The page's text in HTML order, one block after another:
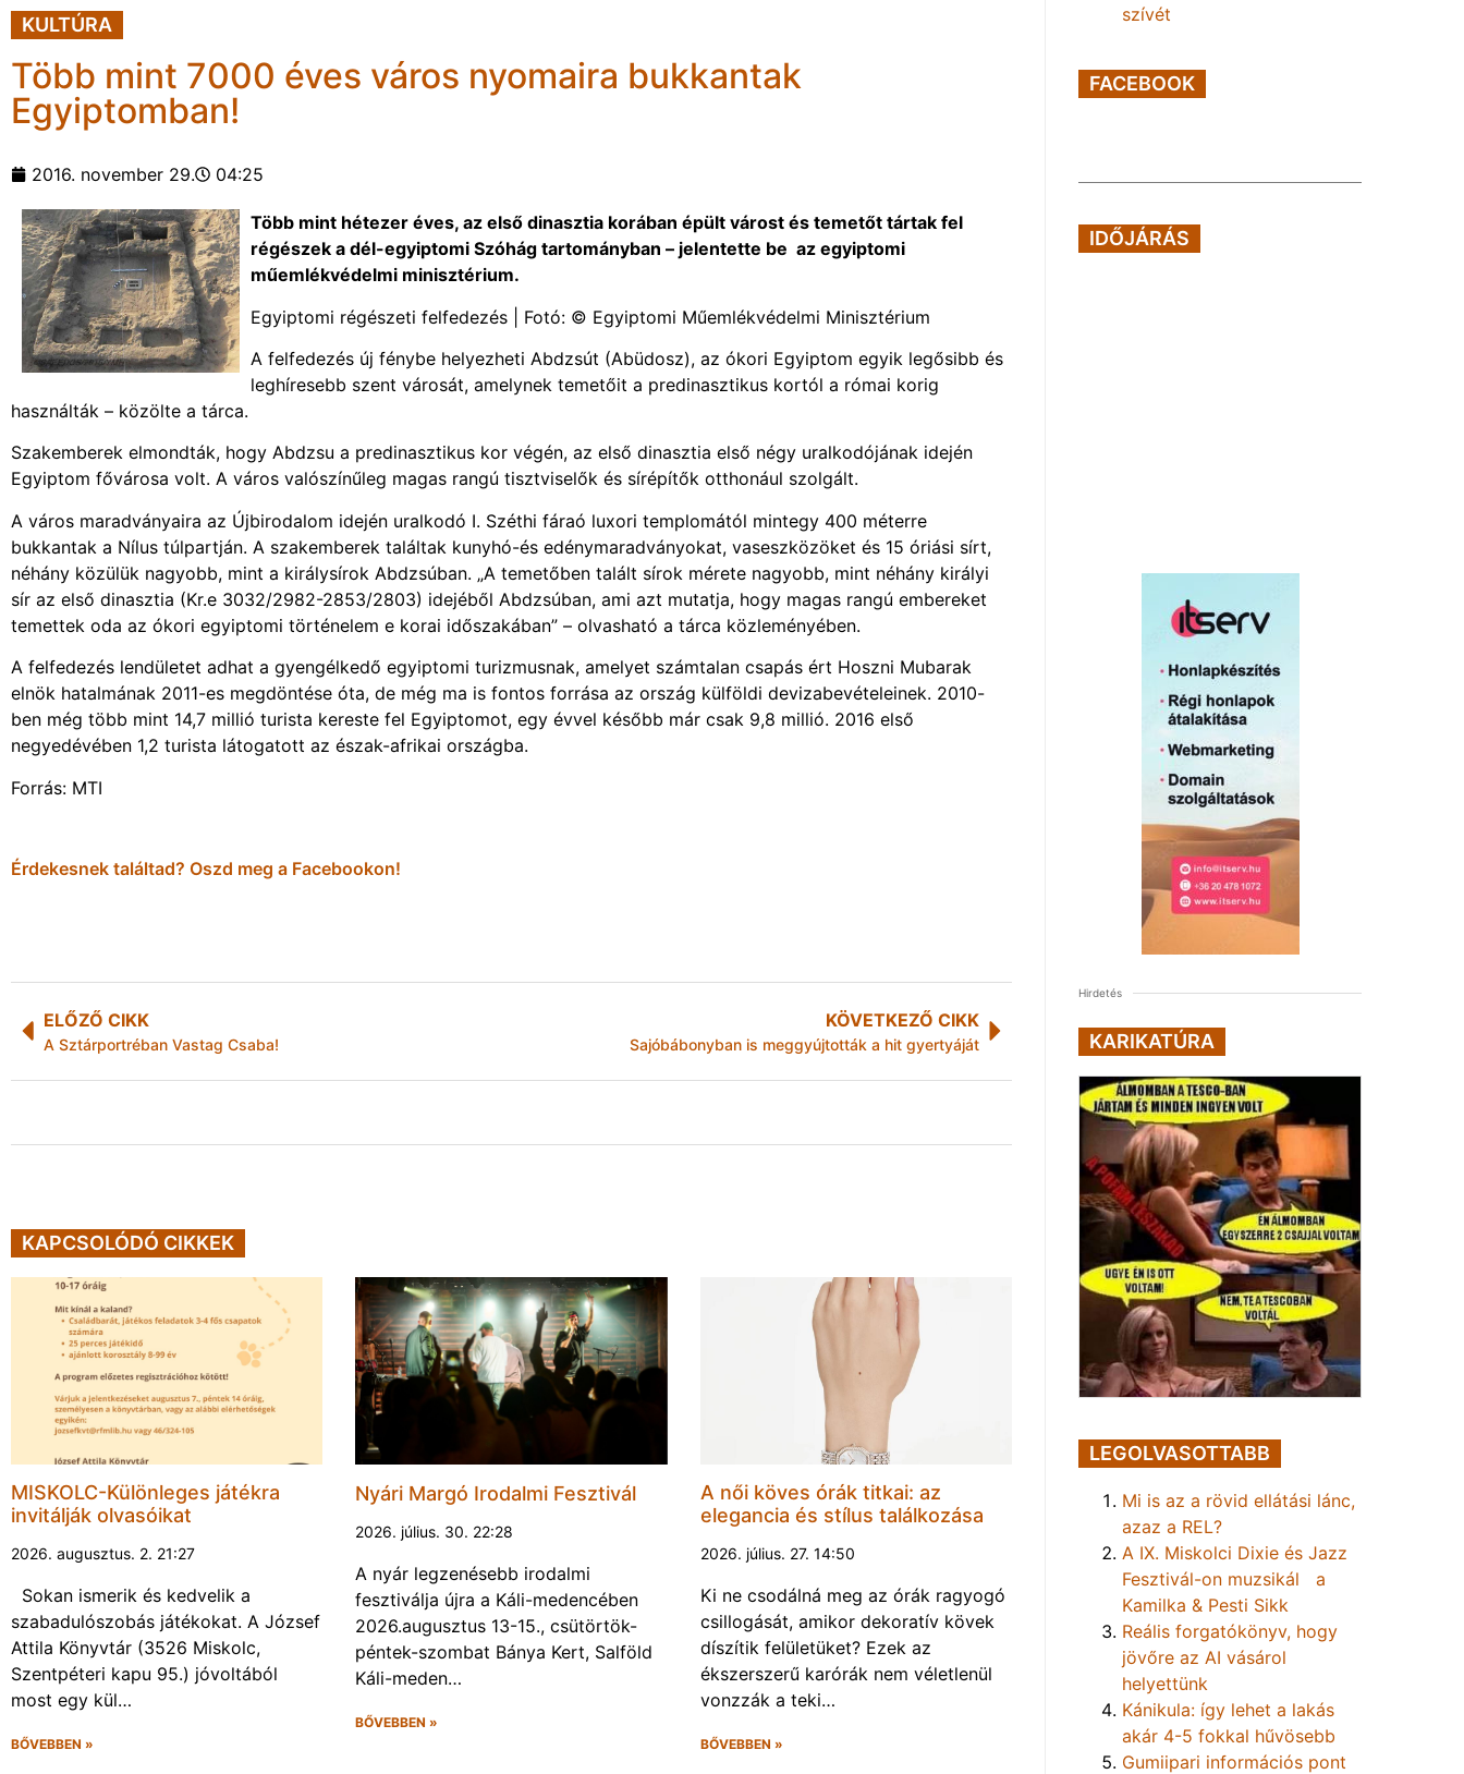
KULTÚRA
Több mint 7000 éves város nyomaira bukkantak
Egyiptomban!
2016. november 29. 04:25
Több mint hétezer éves, az első dinasztia korában épült várost és temetőt tártak fel
régészek a dél-egyiptomi Szóhág tartományban – jelentette be az egyiptomi
műemlékvédelmi minisztérium.
Egyiptomi régészeti felfedezés | Fotó: © Egyiptomi Műemlékvédelmi Minisztérium
A felfedezés új fénybe helyezheti Abdzsút (Abüdosz), az ókori Egyiptom egyik legősibb és
leghíresebb szent városát, amelynek temetőit a predinasztikus kortól a római korig
használták – közölte a tárca.
Szakemberek elmondták, hogy Abdzsu a predinasztikus kor végén, az első dinasztia első négy uralkodójának idején
Egyiptom fővárosa volt. A város valószínűleg magas rangú tisztviselők és sírépítők otthonául szolgált.
A város maradványaira az Újbirodalom idején uralkodó I. Széthi fáraó luxori templomától mintegy 400 méterre
bukkantak a Nílus túlpartján. A szakemberek találtak kunyhó-és edénymaradványokat, vaseszközöket és 15 óriási sírt,
néhány közülük nagyobb, mint a királysírok Abdzsúban. „A temetőben talált sírok mérete nagyobb, mint néhány királyi
sír az első dinasztia (Kr.e 3032/2982-2853/2803) idejéből Abdzsúban, ami azt mutatja, hogy magas rangú embereket
temettek oda az ókori egyiptomi történelem e korai időszakában” – olvasható a tárca közleményében.
A felfedezés lendületet adhat a gyengélkedő egyiptomi turizmusnak, amelyet számtalan csapás ért Hoszni Mubarak
elnök hatalmának 2011-es megdöntése óta, de még ma is fontos forrása az ország külföldi devizabevételeinek. 2010-
ben még több mint 14,7 millió turista kereste fel Egyiptomot, egy évvel később már csak 9,8 millió. 2016 első
negyedévében 1,2 turista látogatott az észak-afrikai országba.
Forrás: MTI
Érdekesnek találtad? Oszd meg a Facebookon!
ELŐZŐ CIKK
A Sztárportréban Vastag Csaba!
KÖVETKEZŐ CIKK
Sajóbábonyban is meggyújtották a hit gyertyáját
KAPCSOLÓDÓ CIKKEK
MISKOLC-Különleges játékra
invitálják olvasóikat
2026. augusztus. 2. 21:27
Sokan ismerik és kedvelik a
szabadulószobás játékokat. A József
Attila Könyvtár (3526 Miskolc,
Szentpéteri kapu 95.) jóvoltából
most egy kül…
BŐVEBBEN »
Nyári Margó Irodalmi Fesztivál
2026. július. 30. 22:28
A nyár legzenésebb irodalmi
fesztiválja újra a Káli-medencében
2026.augusztus 13-15., csütörtök-
péntek-szombat Bánya Kert, Salföld
Káli-meden…
BŐVEBBEN »
A női köves órák titkai: az
elegancia és stílus találkozása
2026. július. 27. 14:50
Ki ne csodálná meg az órák ragyogó
csillogását, amikor dekoratív kövek
díszítik felületüket? Ezek az
ékszerszerű karórák nem véletlenül
vonzzák a teki…
BŐVEBBEN »
szívét
FACEBOOK
IDŐJÁRÁS
Hirdetés
KARIKATÚRA
LEGOLVASOTTABB
Mi is az a rövid ellátási lánc,
azaz a REL?
A IX. Miskolci Dixie és Jazz
Fesztivál-on muzsikál a
Kamilka & Pesti Sikk
Reális forgatókönyv, hogy
jövőre az AI vásárol
helyettünk
Kánikula: így lehet a lakás
akár 4-5 fokkal hűvösebb
Gumiipari információs pont